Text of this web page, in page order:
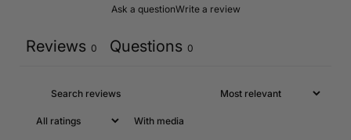
Ask a questionWrite a review
Reviews 0 Questions 0
With media